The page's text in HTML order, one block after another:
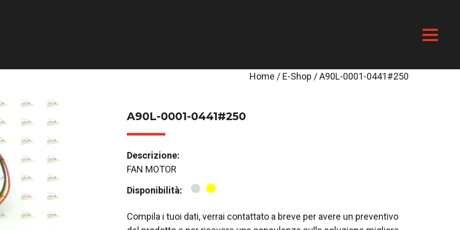
Home / E-Shop / A90L-0001-0441#250
A90L-0001-0441#250
Descrizione:
FAN MOTOR
Disponibilità:
Compila i tuoi dati, verrai contattato a breve per avere un preventivo